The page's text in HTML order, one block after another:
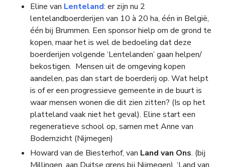
Eline van Lenteland: er zijn nu 2
lentelandboerderijen van 10 à 20 ha, één in België,
één bij Brummen. Een sponsor hielp om de grond te
kopen, maar het is wel de bedoeling dat deze
boerderijen volgende ‘Lentelanden’ gaan helpen/
bekostigen. Mensen uit de omgeving kopen
aandelen, pas dan start de boerderij op. Wat helpt
is of er een progressieve gemeente in de buurt is
waar mensen wonen die dit zien zitten? (Is op het
platteland vaak niet het geval). Eline start een
regeneratieve school op, samen met Anne van
Bodemzicht (Nijmegen)
Howard van de Biesterhof, van Land van Ons. (bij